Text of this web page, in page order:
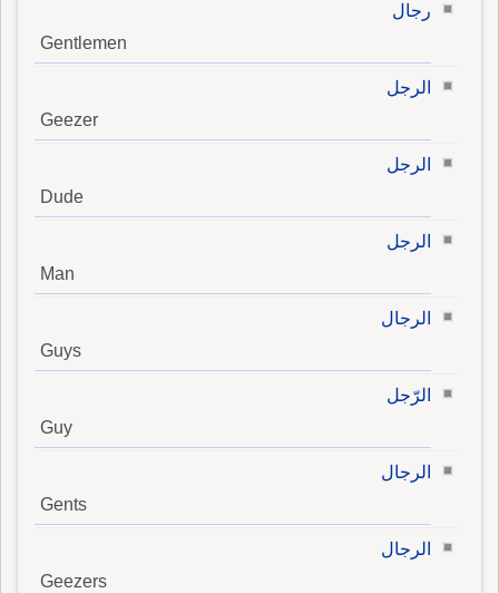
رجال
Gentlemen
الرجل
Geezer
الرجل
Dude
الرجل
Man
الرجال
Guys
الرّجل
Guy
الرجال
Gents
الرجال
Geezers